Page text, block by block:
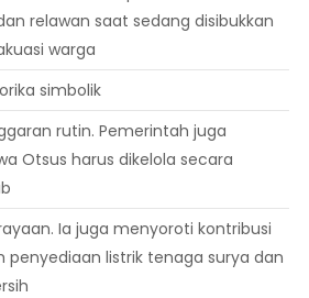
relawan saat sedang disibukkan
warga
simbolik
rutin. Pemerintah juga
Otsus harus dikelola secara
Ia juga menyoroti kontribusi
penyediaan listrik tenaga surya dan